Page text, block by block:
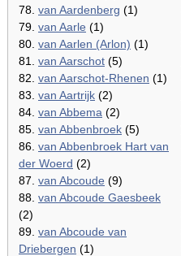
78. van Aardenberg (1)
79. van Aarle (1)
80. van Aarlen (Arlon) (1)
81. van Aarschot (5)
82. van Aarschot-Rhenen (1)
83. van Aartrijk (2)
84. van Abbema (2)
85. van Abbenbroek (5)
86. van Abbenbroek Hart van
der Woerd (2)
87. van Abcoude (9)
88. van Abcoude Gaesbeek
(2)
89. van Abcoude van
Driebergen (1)